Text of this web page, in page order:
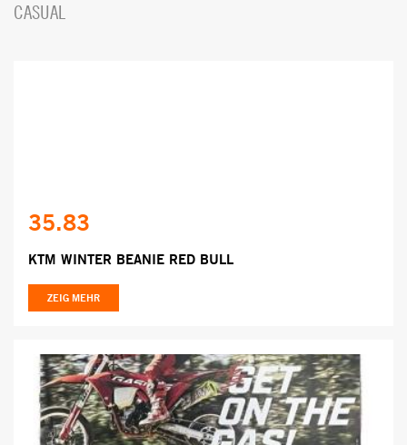
CASUAL
35.83
KTM WINTER BEANIE RED BULL
ZEIG MEHR